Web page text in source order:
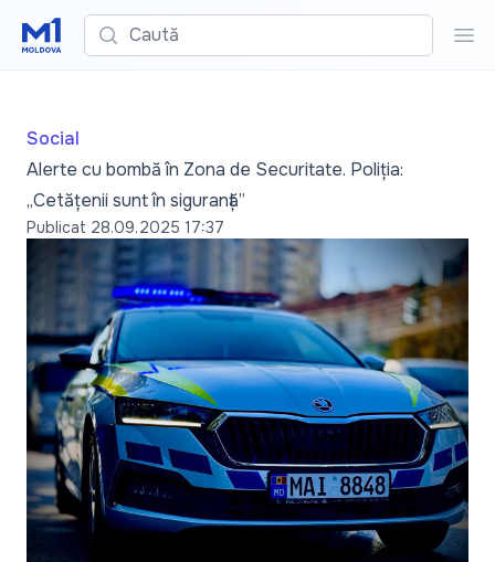
Caută
Social
Alerte cu bombă în Zona de Securitate. Poliția:
„Cetățenii sunt în siguranță”
Publicat 28.09.2025 17:37